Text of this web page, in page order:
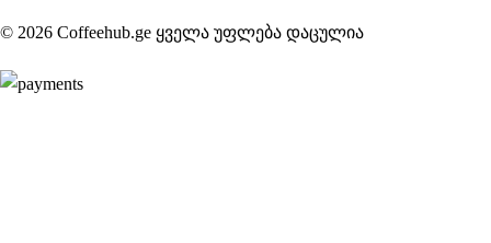
© 2026 Coffeehub.ge ყველა უფლება დაცულია